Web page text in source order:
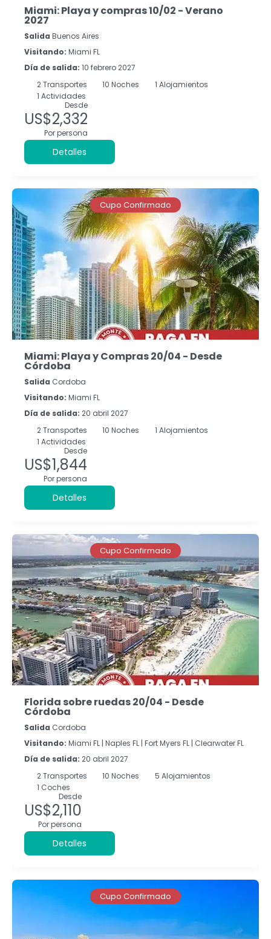
Miami: Playa y compras 10/02 - Verano
2027
Salida Buenos Aires
Visitando: Miami FL
Día de salida: 10 febrero 2027
2Transportes 10 Noches
1 Alojamientos
1 Actividades
Desde
US$2,332
Por persona
Detalles
Cupo Confirmado
Miami: Playa y Compras 20/04 - Desde
Córdoba
Salida Cordoba
Visitando: Miami FL
Día de salida: 20 abril 2027
2Transportes 10 Noches
1 Alojamientos
1 Actividades
Desde
US$1,844
Por persona
Detalles
Cupo Confirmado
Florida sobre ruedas 20/04 - Desde
Córdoba
Salida Cordoba
Visitando: Miami FL | Naples FL | Fort Myers FL | Clearwater FL
Día de salida: 20 abril 2027
2Transportes 10 Noches
5 Alojamientos
1 Coches
Desde
US$2,110
Por persona
Detalles
Cupo Confirmado